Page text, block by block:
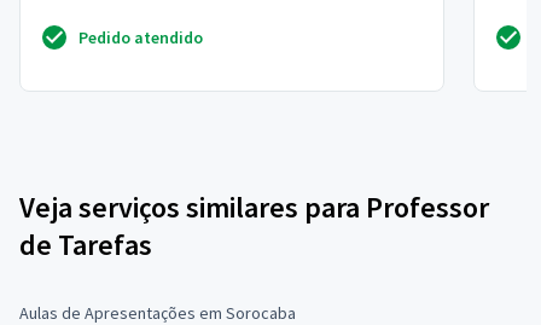
Pedido atendido
Veja serviços similares para Professor
de Tarefas
Aulas de Apresentações em Sorocaba